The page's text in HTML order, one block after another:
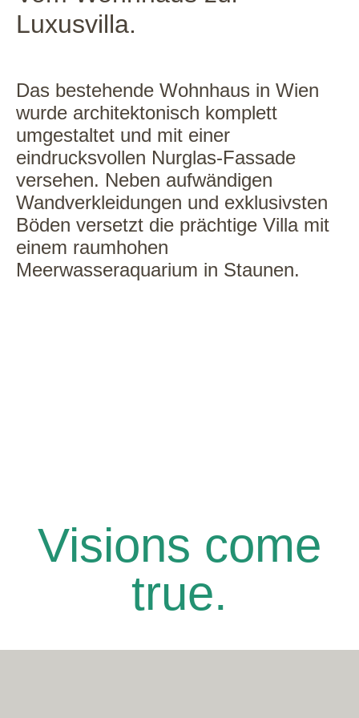
Luxusvilla.
Das bestehende Wohnhaus in Wien
wurde architektonisch komplett
umgestaltet und mit einer
eindrucksvollen Nurglas-Fassade
versehen. Neben aufwändigen
Wandverkleidungen und exklusivsten
Böden versetzt die prächtige Villa mit
einem raumhohen
Meerwasseraquarium in Staunen.
Visions come
true.